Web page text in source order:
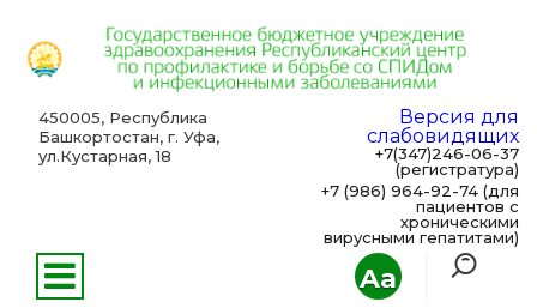
Aa
450005, Республика
Башкортостан, г. Уфа,
ул.Кустарная, 18
Версия для
слабовидящих
+7(347)246-06-37
(регистратура)
+7 (986) 964-92-74 (для
пациентов с
хроническими
вирусными гепатитами)